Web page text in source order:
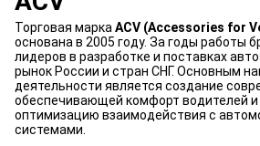
Торговая марка ACV (Accessories for
основана в 2005 году. За годы работы
лидеров в разработке и поставках
рынок России и стран СНГ. Основным
деятельности является создание
обеспечивающей комфорт водителей
оптимизацию взаимодействия с
системами.